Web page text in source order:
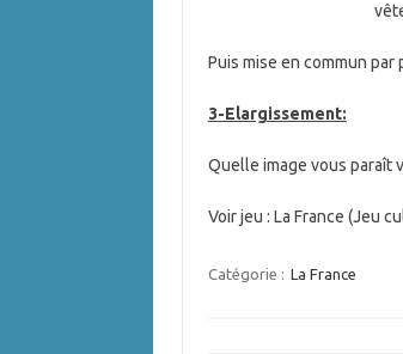
Puis mise en commun
3-Elargissement:
Quelle image vous paraît
Voir jeu : La France (Jeu
Catégorie : La France